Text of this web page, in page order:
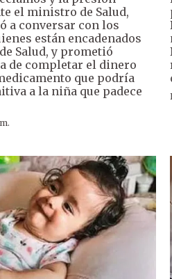
el ministro de Salud,
a conversar con los
están encadenados
Salud, y prometió
de completar el dinero
que podría
a la niña que padece